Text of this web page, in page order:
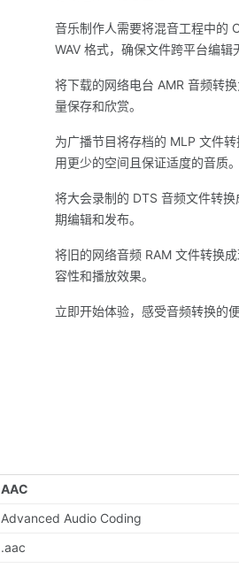
音乐制作人需要将混音工程中的
WAV 格式，确保文件跨平台编辑
将下载的网络电台 AMR 音频转
量保存和欣赏。
为广播节目将存档的 MLP 文件
用更少的空间且保证适度的音质。
将大会录制的 DTS 音频文件转
期编辑和发布。
将旧的网络音频 RAM 文件转换
容性和播放效果。
立即开始体验，感受音频转换的便
AAC
Advanced Audio Coding
.aac